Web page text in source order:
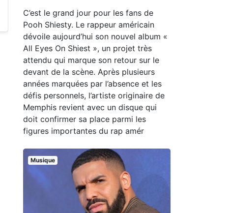
C’est le grand jour pour les fans de
Pooh Shiesty. Le rappeur américain
dévoile aujourd’hui son nouvel album «
All Eyes On Shiest », un projet très
attendu qui marque son retour sur le
devant de la scène. Après plusieurs
années marquées par l’absence et les
défis personnels, l’artiste originaire de
Memphis revient avec un disque qui
doit confirmer sa place parmi les
figures importantes du rap amér
Musique